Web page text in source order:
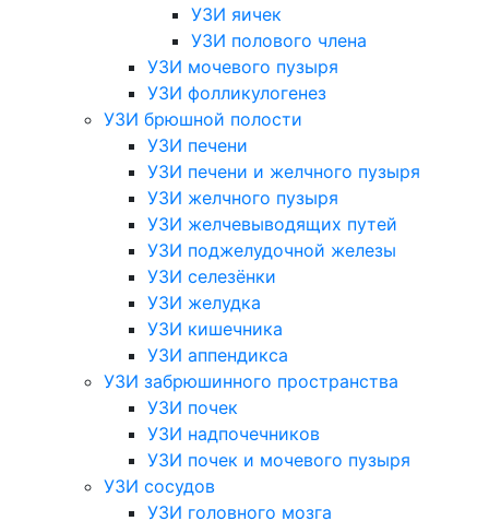
УЗИ яичек
УЗИ полового члена
УЗИ мочевого пузыря
УЗИ фолликулогенез
УЗИ брюшной полости
УЗИ печени
УЗИ печени и желчного пузыря
УЗИ желчного пузыря
УЗИ желчевыводящих путей
УЗИ поджелудочной железы
УЗИ селезёнки
УЗИ желудка
УЗИ кишечника
УЗИ аппендикса
УЗИ забрюшинного пространства
УЗИ почек
УЗИ надпочечников
УЗИ почек и мочевого пузыря
УЗИ сосудов
УЗИ головного мозга